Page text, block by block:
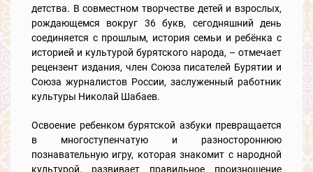
детства. В совместном творчестве детей и взрослых,
рождающемся вокруг 36 букв, сегодняшний день
соединяется с прошлым, история семьи и ребёнка с
историей и культурой бурятского народа, – отмечает
рецензент издания, член Союза писателей Бурятии и
Союза журналистов России, заслуженный работник
культуры Николай Шабаев.
Освоение ребенком бурятской азбуки превращается
в многоступенчатую и разностороннюю
познавательную игру, которая знакомит с народной
культурой, развивает правильное произношение